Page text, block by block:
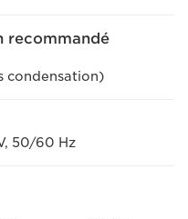
recommandé
condensation)
50/60 Hz